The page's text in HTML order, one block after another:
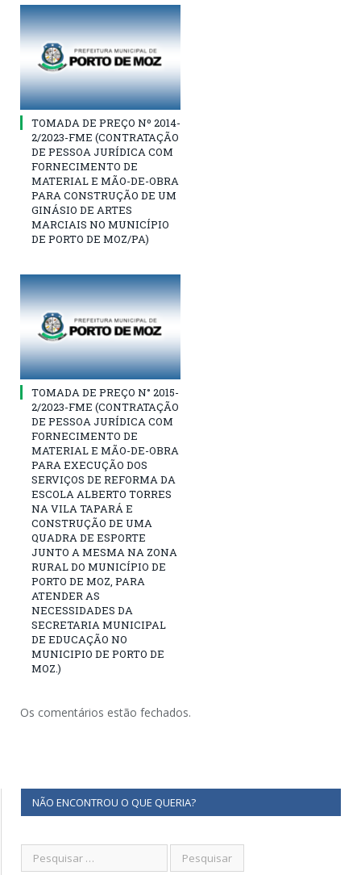
TOMADA DE PREÇO Nº 2014-
2/2023-FME (CONTRATAÇÃO
DE PESSOA JURÍDICA COM
FORNECIMENTO DE
MATERIAL E MÃO-DE-OBRA
PARA CONSTRUÇÃO DE UM
GINÁSIO DE ARTES
MARCIAIS NO MUNICÍPIO
DE PORTO DE MOZ/PA)
TOMADA DE PREÇO N° 2015-
2/2023-FME (CONTRATAÇÃO
DE PESSOA JURÍDICA COM
FORNECIMENTO DE
MATERIAL E MÃO-DE-OBRA
PARA EXECUÇÃO DOS
SERVIÇOS DE REFORMA DA
ESCOLA ALBERTO TORRES
NA VILA TAPARÁ E
CONSTRUÇÃO DE UMA
QUADRA DE ESPORTE
JUNTO A MESMA NA ZONA
RURAL DO MUNICÍPIO DE
PORTO DE MOZ, PARA
ATENDER AS
NECESSIDADES DA
SECRETARIA MUNICIPAL
DE EDUCAÇÃO NO
MUNICIPIO DE PORTO DE
MOZ.)
Os comentários estão fechados.
NÃO ENCONTROU O QUE QUERIA?